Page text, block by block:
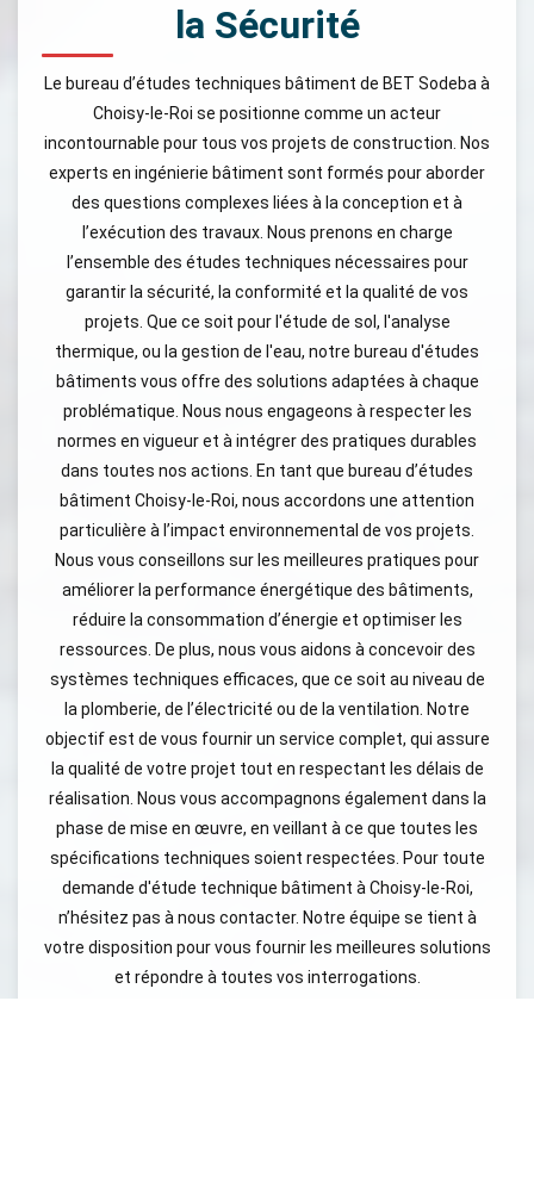
la Sécurité
Le bureau d’études techniques bâtiment de BET Sodeba à
Choisy-le-Roi se positionne comme un acteur
incontournable pour tous vos projets de construction. Nos
experts en ingénierie bâtiment sont formés pour aborder
des questions complexes liées à la conception et à
l’exécution des travaux. Nous prenons en charge
l’ensemble des études techniques nécessaires pour
garantir la sécurité, la conformité et la qualité de vos
projets. Que ce soit pour l'étude de sol, l'analyse
thermique, ou la gestion de l'eau, notre bureau d'études
bâtiments vous offre des solutions adaptées à chaque
problématique. Nous nous engageons à respecter les
normes en vigueur et à intégrer des pratiques durables
dans toutes nos actions. En tant que bureau d’études
bâtiment Choisy-le-Roi, nous accordons une attention
particulière à l’impact environnemental de vos projets.
Nous vous conseillons sur les meilleures pratiques pour
améliorer la performance énergétique des bâtiments,
réduire la consommation d’énergie et optimiser les
ressources. De plus, nous vous aidons à concevoir des
systèmes techniques efficaces, que ce soit au niveau de
la plomberie, de l’électricité ou de la ventilation. Notre
objectif est de vous fournir un service complet, qui assure
la qualité de votre projet tout en respectant les délais de
réalisation. Nous vous accompagnons également dans la
phase de mise en œuvre, en veillant à ce que toutes les
spécifications techniques soient respectées. Pour toute
demande d'étude technique bâtiment à Choisy-le-Roi,
n’hésitez pas à nous contacter. Notre équipe se tient à
votre disposition pour vous fournir les meilleures solutions
et répondre à toutes vos interrogations.